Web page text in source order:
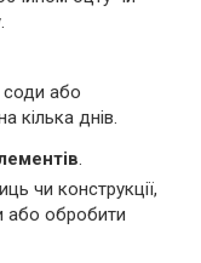
соди або
кілька днів.
.
чи конструкції,
або обробити